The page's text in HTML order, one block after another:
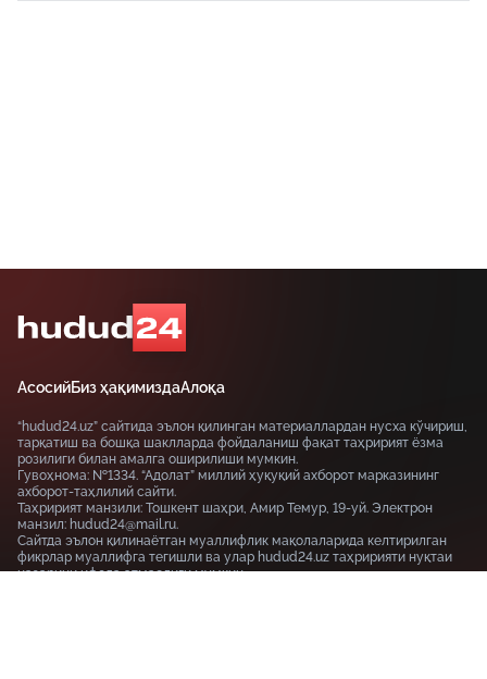
АсосийБиз ҳақимиздаАлоқа
“hudud24.uz” сайтида эълон қилинган материаллардан нусха кўчириш,
тарқатиш ва бошқа шаклларда фойдаланиш фақат таҳририят ёзма
розилиги билан амалга оширилиши мумкин.
Гувоҳнома: №1334. “Адолат” миллий ҳуқуқий ахборот марказининг
ахборот-таҳлилий сайти.
Таҳририят манзили: Тошкент шаҳри, Амир Темур, 19-уй. Электрон
манзил: hudud24@mail.ru.
Сайтда эълон қилинаётган муаллифлик мақолаларида келтирилган
фикрлар муаллифга тегишли ва улар hudud24.uz таҳририяти нуқтаи
назарини ифода этмаслиги мумкин.